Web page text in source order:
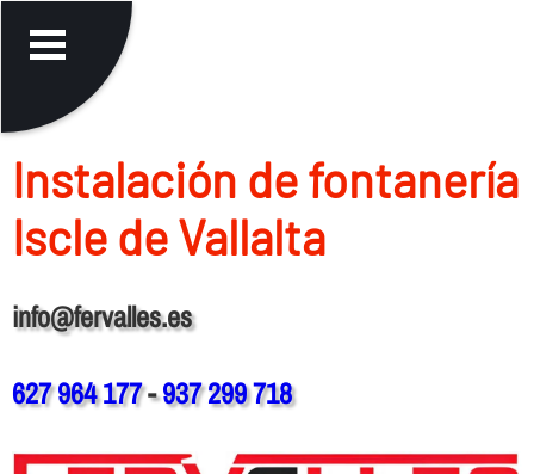
Instalación de fontanerí­a
Iscle de Vallalta
info@fervalles.es
627 964 177-937 299 718